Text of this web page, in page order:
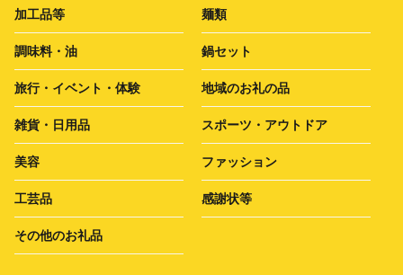
加工品等 麺類
調味料・油 鍋セット
旅行・イベント・体験 地域のお礼の品
雑貨・日用品 スポーツ・アウトドア
美容 ファッション
工芸品 感謝状等
その他のお礼品